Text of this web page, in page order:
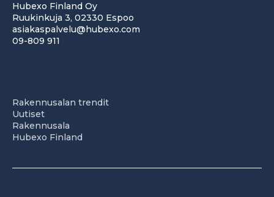
Hubexo Finland Oy
Ruukinkuja 3, 02330 Espoo
asiakaspalvelu@hubexo.com
09-809 911
Rakennusalan trendit
Uutiset
Rakennusala
Hubexo Finland